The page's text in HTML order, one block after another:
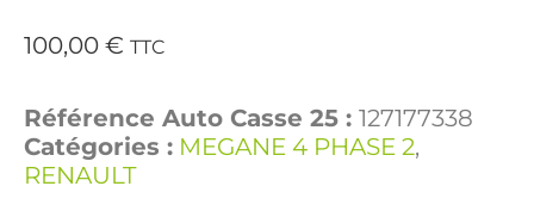
100,00 € TTC
Référence Auto Casse 25 : 127177338
Catégories : MEGANE 4 PHASE 2,
RENAULT